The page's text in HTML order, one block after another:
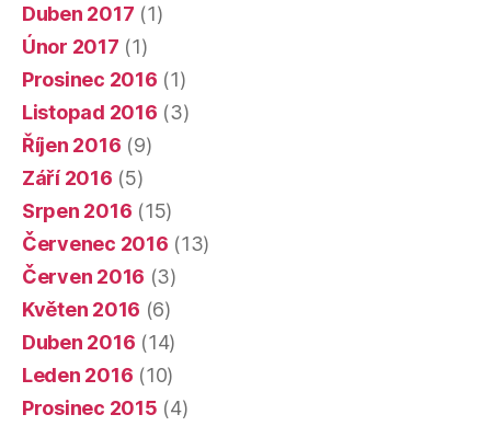
Duben 2017 (1)
Únor 2017 (1)
Prosinec 2016 (1)
Listopad 2016 (3)
Říjen 2016 (9)
Září 2016 (5)
Srpen 2016 (15)
Červenec 2016 (13)
Červen 2016 (3)
Květen 2016 (6)
Duben 2016 (14)
Leden 2016 (10)
Prosinec 2015 (4)